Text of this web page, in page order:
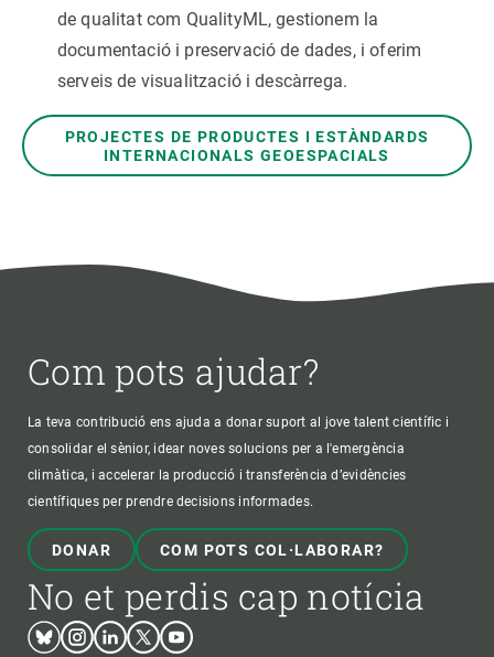
de qualitat com QualityML, gestionem la
documentació i preservació de dades, i oferim
serveis de visualització i descàrrega.
PROJECTES DE PRODUCTES I ESTÀNDARDS
INTERNACIONALS GEOESPACIALS
Com pots ajudar?
La teva contribució ens ajuda a donar suport al jove talent científic i
consolidar el sènior, idear noves solucions per a l'emergència
climàtica, i accelerar la producció i transferència d’evidències
científiques per prendre decisions informades.
DONAR COM POTS COL·LABORAR?
No et perdis cap notícia
BlueskyInstagram
LinkedinTwitterYoutube